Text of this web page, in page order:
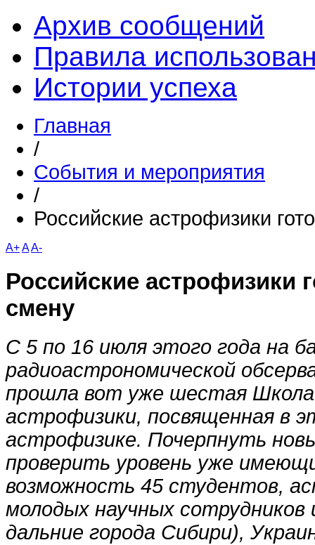
Архив сообщений
Правила
Истории успеха
Главная
/
События и мероприятия
/
Российские астрофизики
A+AA-
Российские астрофизики
смену
С 5 по 16 июля этого года на
радиоастрономической
прошла вот уже шестая Школа
астрофизики, посвященная в
астрофизике. Почерпнуть
проверить уровень уже
возможность 45 студентов,
молодых научных сотрудников
дальние города Сибири),